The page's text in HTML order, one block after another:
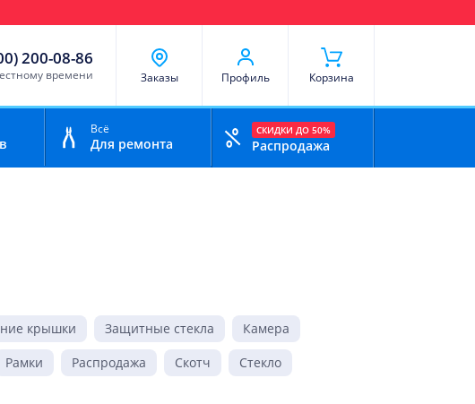
200-08-86
времени Заказы Профиль Корзина
Всё
Для ремонта
СКИДКИ ДО 50%
Распродажа
крышки Защитные стекла
Камера
Рамки Распродажа Скотч
Стекло